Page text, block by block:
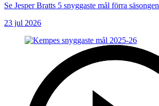
Se Jesper Bratts 5 snyggaste mål förra säsongen
23 jul 2026